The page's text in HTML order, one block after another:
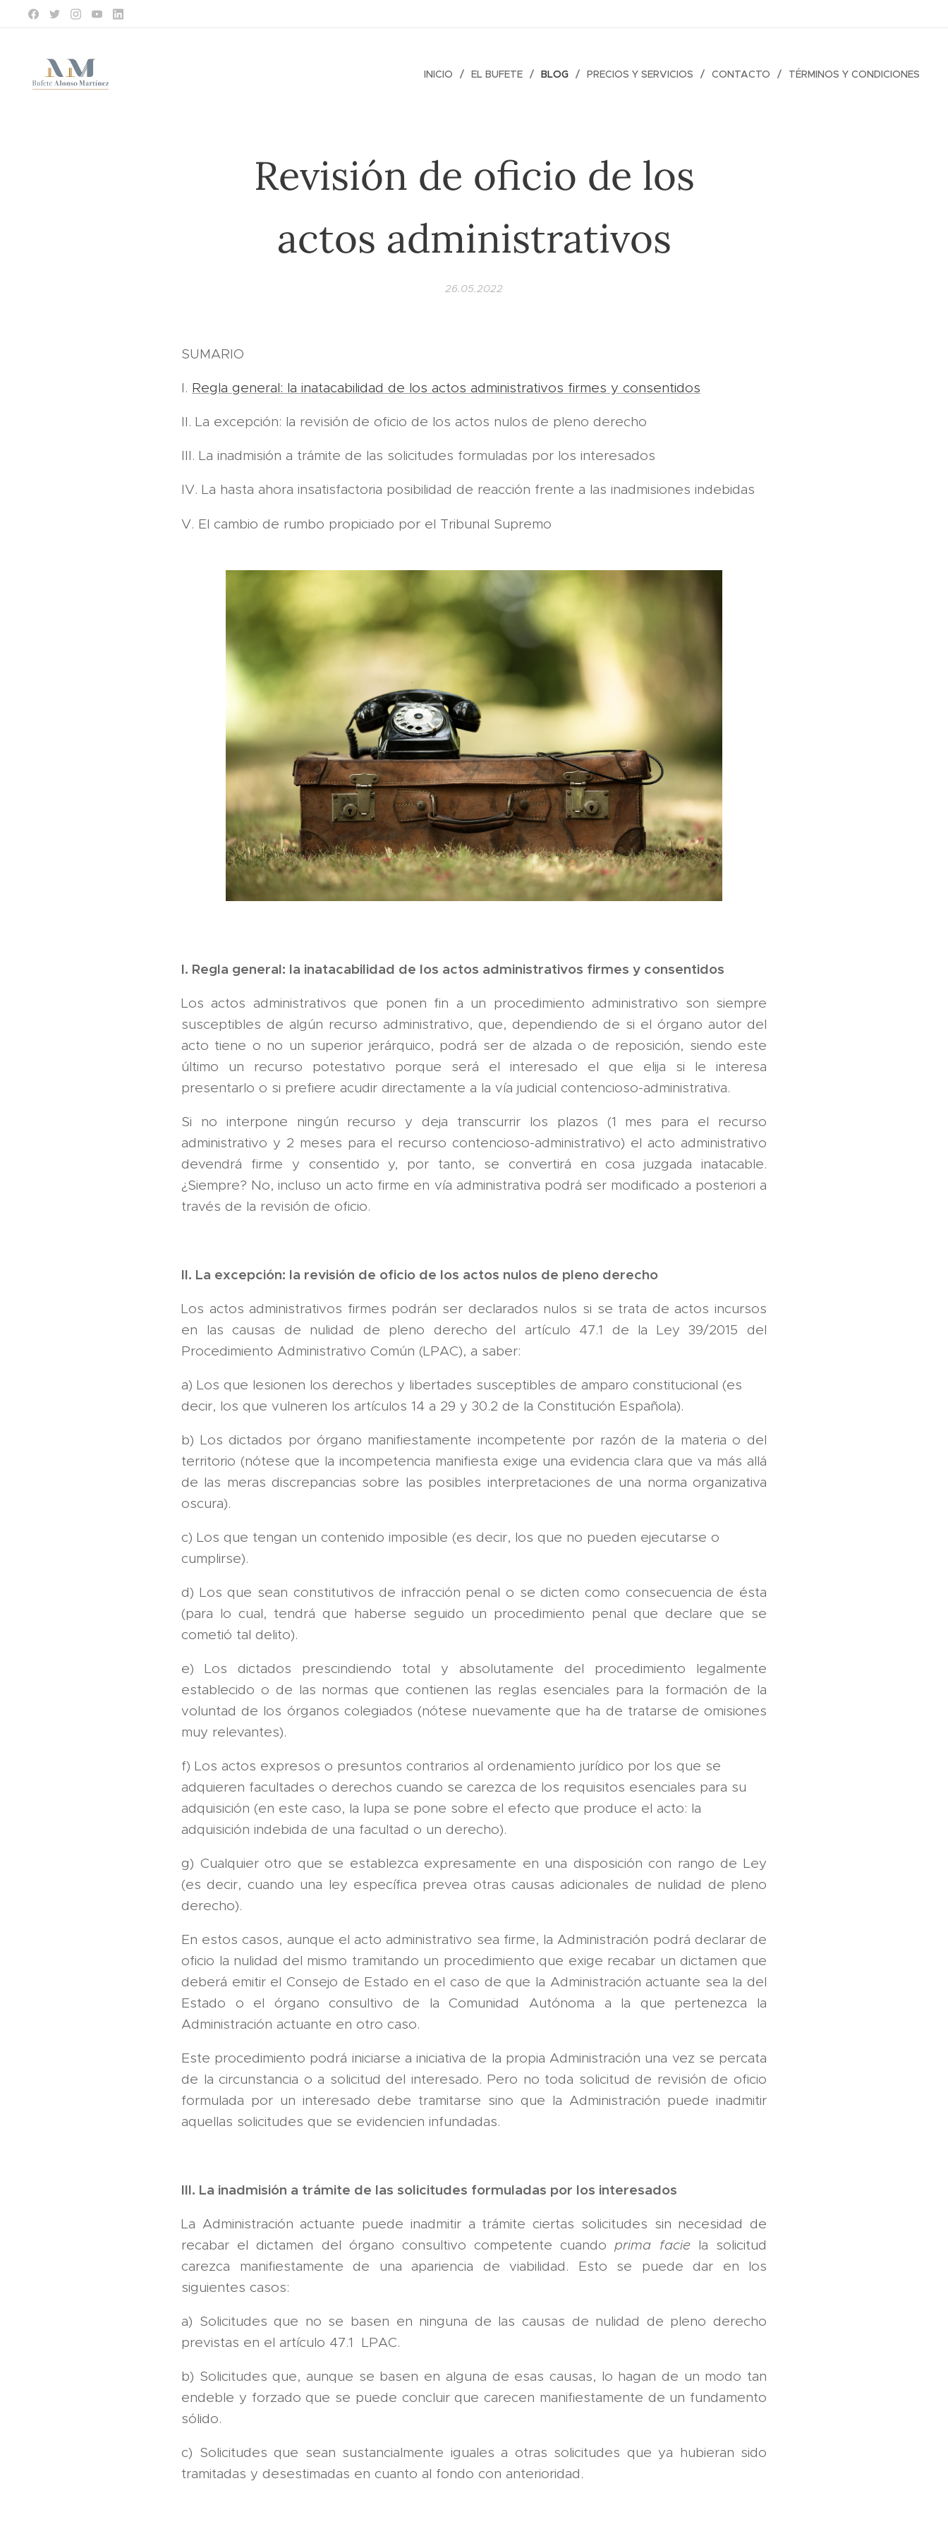
INICIO EL BUFETE BLOG PRECIOS Y SERVICIOS CONTACTO TÉRMINOS Y CONDICIONES
Revisión de oficio de los
actos administrativos
26.05.2022
SUMARIO
I. Regla general: la inatacabilidad de los actos administrativos firmes y consentidos
II. La excepción: la revisión de oficio de los actos nulos de pleno derecho
III. La inadmisión a trámite de las solicitudes formuladas por los interesados
IV. La hasta ahora insatisfactoria posibilidad de reacción frente a las inadmisiones indebidas
V. El cambio de rumbo propiciado por el Tribunal Supremo
I. Regla general: la inatacabilidad de los actos administrativos firmes y consentidos
Los actos administrativos que ponen fin a un procedimiento administrativo son siempre
susceptibles de algún recurso administrativo, que, dependiendo de si el órgano autor del
acto tiene o no un superior jerárquico, podrá ser de alzada o de reposición, siendo este
último un recurso potestativo porque será el interesado el que elija si le interesa
presentarlo o si prefiere acudir directamente a la vía judicial contencioso-administrativa.
Si no interpone ningún recurso y deja transcurrir los plazos (1 mes para el recurso
administrativo y 2 meses para el recurso contencioso-administrativo) el acto administrativo
devendrá firme y consentido y, por tanto, se convertirá en cosa juzgada inatacable.
¿Siempre? No, incluso un acto firme en vía administrativa podrá ser modificado a posteriori a
través de la revisión de oficio.
II. La excepción: la revisión de oficio de los actos nulos de pleno derecho
Los actos administrativos firmes podrán ser declarados nulos si se trata de actos incursos
en las causas de nulidad de pleno derecho del artículo 47.1 de la Ley 39/2015 del
Procedimiento Administrativo Común (LPAC), a saber:
a) Los que lesionen los derechos y libertades susceptibles de amparo constitucional (es
decir, los que vulneren los artículos 14 a 29 y 30.2 de la Constitución Española).
b) Los dictados por órgano manifiestamente incompetente por razón de la materia o del
territorio (nótese que la incompetencia manifiesta exige una evidencia clara que va más allá
de las meras discrepancias sobre las posibles interpretaciones de una norma organizativa
oscura).
c) Los que tengan un contenido imposible (es decir, los que no pueden ejecutarse o
cumplirse).
d) Los que sean constitutivos de infracción penal o se dicten como consecuencia de ésta
(para lo cual, tendrá que haberse seguido un procedimiento penal que declare que se
cometió tal delito).
e) Los dictados prescindiendo total y absolutamente del procedimiento legalmente
establecido o de las normas que contienen las reglas esenciales para la formación de la
voluntad de los órganos colegiados (nótese nuevamente que ha de tratarse de omisiones
muy relevantes).
f) Los actos expresos o presuntos contrarios al ordenamiento jurídico por los que se
adquieren facultades o derechos cuando se carezca de los requisitos esenciales para su
adquisición (en este caso, la lupa se pone sobre el efecto que produce el acto: la
adquisición indebida de una facultad o un derecho).
g) Cualquier otro que se establezca expresamente en una disposición con rango de Ley
(es decir, cuando una ley específica prevea otras causas adicionales de nulidad de pleno
derecho).
En estos casos, aunque el acto administrativo sea firme, la Administración podrá declarar de
oficio la nulidad del mismo tramitando un procedimiento que exige recabar un dictamen que
deberá emitir el Consejo de Estado en el caso de que la Administración actuante sea la del
Estado o el órgano consultivo de la Comunidad Autónoma a la que pertenezca la
Administración actuante en otro caso.
Este procedimiento podrá iniciarse a iniciativa de la propia Administración una vez se percata
de la circunstancia o a solicitud del interesado. Pero no toda solicitud de revisión de oficio
formulada por un interesado debe tramitarse sino que la Administración puede inadmitir
aquellas solicitudes que se evidencien infundadas.
III. La inadmisión a trámite de las solicitudes formuladas por los interesados
La Administración actuante puede inadmitir a trámite ciertas solicitudes sin necesidad de
recabar el dictamen del órgano consultivo competente cuandoprima faciela solicitud
carezca manifiestamente de una apariencia de viabilidad. Esto se puede dar en los
siguientes casos:
a) Solicitudes que no se basen en ninguna de las causas de nulidad de pleno derecho
previstas en el artículo 47.1 LPAC.
b) Solicitudes que, aunque se basen en alguna de esas causas, lo hagan de un modo tan
endeble y forzado que se puede concluir que carecen manifiestamente de un fundamento
sólido.
c) Solicitudes que sean sustancialmente iguales a otras solicitudes que ya hubieran sido
tramitadas y desestimadas en cuanto al fondo con anterioridad.